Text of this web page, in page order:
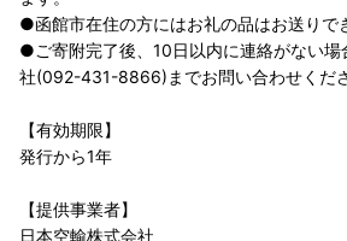
●函館市在住の方にはお礼の品はお送りで
●ご寄附完了後、10日以内に連絡がない場
社(092-431-8866)までお問い合わせくださ
【有効期限】
発行から1年
【提供事業者】
日本空輸株式会社